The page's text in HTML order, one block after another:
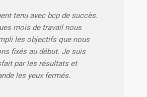
tenu avec bcp de succès.
mois de travail nous
les objectifs que nous
fixés au début. Je suis
par les résultats et
les yeux fermés.